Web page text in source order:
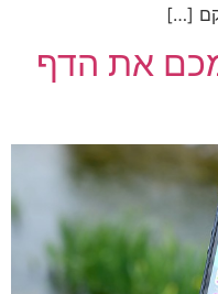
[…]
את הדף